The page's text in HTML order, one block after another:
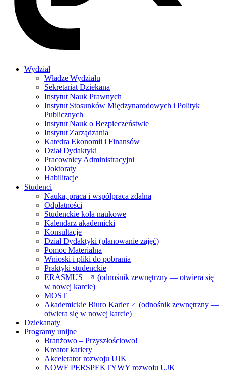
Wydział
Władze Wydziału
Sekretariat Dziekana
Instytut Nauk Prawnych
Instytut Stosunków Międzynarodowych i Polityk
Publicznych
Instytut Nauk o Bezpieczeństwie
Instytut Zarządzania
Katedra Ekonomii i Finansów
Dział Dydaktyki
Pracownicy Administracyjni
Doktoraty
Habilitacje
Studenci
Nauka, praca i współpraca zdalna
Odpłatności
Studenckie koła naukowe
Kalendarz akademicki
Konsultacje
Dział Dydaktyki (planowanie zajęć)
Pomoc Materialna
Wnioski i pliki do pobrania
Praktyki studenckie
ERASMUS+
(odnośnik zewnętrzny — otwiera się
w nowej karcie)
MOST
Akademickie Biuro Karier
(odnośnik zewnętrzny —
otwiera się w nowej karcie)
Dziekanaty
Programy unijne
Branżowo – Przyszłościowo!
Kreator kariery
Akcelerator rozwoju UJK
NOWE PERSPEKTYWY rozwoju UJK